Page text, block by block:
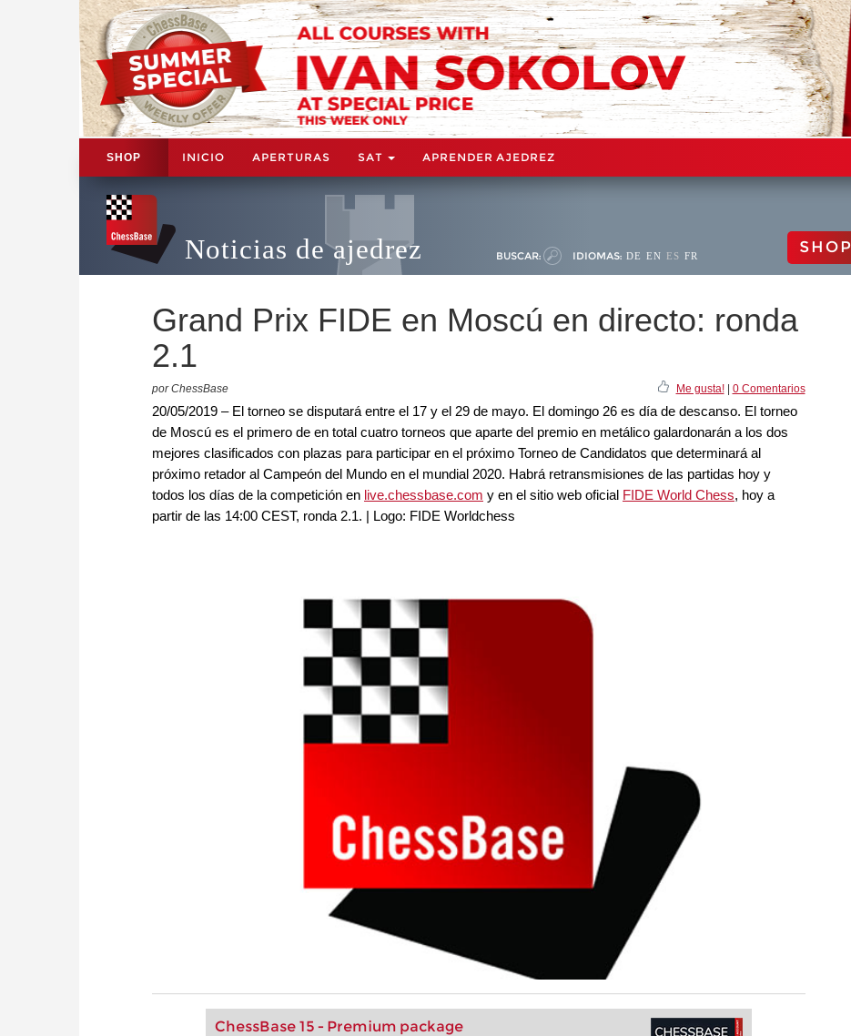
SHOP INICIO APERTURAS SAT APRENDER AJEDREZ
Noticias de ajedrez BUSCAR: IDIOMAS: DE EN ES FR SHOP
Grand Prix FIDE en Moscú en directo: ronda
2.1
por ChessBase Me gusta!| 0 Comentarios
20/05/2019 – El torneo se disputará entre el 17 y el 29 de mayo. El domingo 26 es día de descanso. El torneo
de Moscú es el primero de en total cuatro torneos que aparte del premio en metálico galardonarán a los dos
mejores clasificados con plazas para participar en el próximo Torneo de Candidatos que determinará al
próximo retador al Campeón del Mundo en el mundial 2020. Habrá retransmisiones de las partidas hoy y
todos los días de la competición en live.chessbase.com y en el sitio web oficial FIDE World Chess, hoy a
partir de las 14:00 CEST, ronda 2.1. | Logo: FIDE Worldchess
ChessBase 15 - Premium package